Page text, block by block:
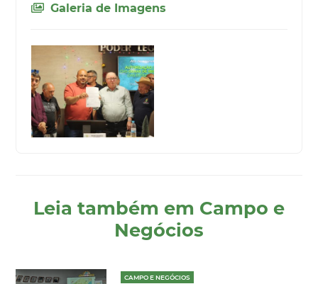
Galeria de Imagens
Leia também em Campo e
Negócios
CAMPO E NEGÓCIOS